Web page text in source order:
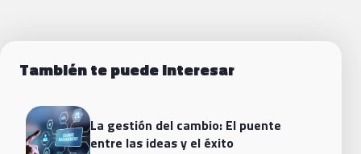
También te puede interesar
La gestión del cambio: El puente
entre las ideas y el éxito